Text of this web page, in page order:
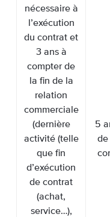
nécessaire à
l’exécution
du contrat et
3 ans à
compter de
la fin de la
relation
commerciale
(dernière
activité (telle
que fin
d’exécution
de contrat
(achat,
service…),
5
de